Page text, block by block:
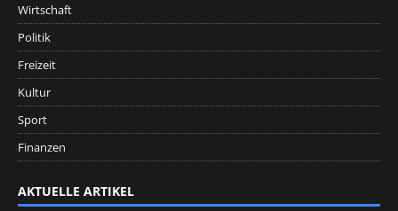
Wirtschaft
Politik
Freizeit
Kultur
Sport
Finanzen
AKTUELLE ARTIKEL